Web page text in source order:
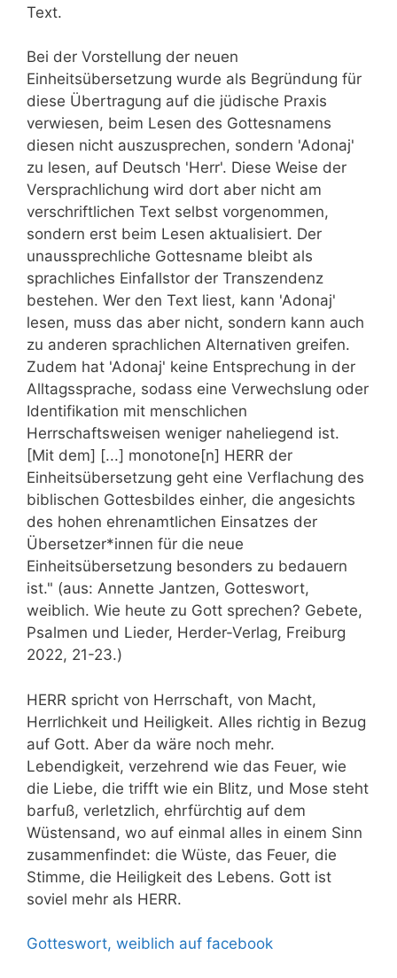
Text.
Bei der Vorstellung der neuen
Einheitsübersetzung wurde als Begründung für
diese Übertragung auf die jüdische Praxis
verwiesen, beim Lesen des Gottesnamens
diesen nicht auszusprechen, sondern 'Adonaj'
zu lesen, auf Deutsch 'Herr'. Diese Weise der
Versprachlichung wird dort aber nicht am
verschriftlichen Text selbst vorgenommen,
sondern erst beim Lesen aktualisiert. Der
unaussprechliche Gottesname bleibt als
sprachliches Einfallstor der Transzendenz
bestehen. Wer den Text liest, kann 'Adonaj'
lesen, muss das aber nicht, sondern kann auch
zu anderen sprachlichen Alternativen greifen.
Zudem hat 'Adonaj' keine Entsprechung in der
Alltagssprache, sodass eine Verwechslung oder
Identifikation mit menschlichen
Herrschaftsweisen weniger naheliegend ist.
[Mit dem] [...] monotone[n] HERR der
Einheitsübersetzung geht eine Verflachung des
biblischen Gottesbildes einher, die angesichts
des hohen ehrenamtlichen Einsatzes der
Übersetzer*innen für die neue
Einheitsübersetzung besonders zu bedauern
ist." (aus: Annette Jantzen, Gotteswort,
weiblich. Wie heute zu Gott sprechen? Gebete,
Psalmen und Lieder, Herder-Verlag, Freiburg
2022, 21-23.)
HERR spricht von Herrschaft, von Macht,
Herrlichkeit und Heiligkeit. Alles richtig in Bezug
auf Gott. Aber da wäre noch mehr.
Lebendigkeit, verzehrend wie das Feuer, wie
die Liebe, die trifft wie ein Blitz, und Mose steht
barfuß, verletzlich, ehrfürchtig auf dem
Wüstensand, wo auf einmal alles in einem Sinn
zusammenfindet: die Wüste, das Feuer, die
Stimme, die Heiligkeit des Lebens. Gott ist
soviel mehr als HERR.
Gotteswort, weiblich auf facebook